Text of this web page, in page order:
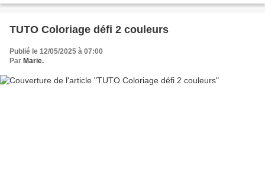
TUTO Coloriage défi 2 couleurs
Publié le 12/05/2025 à 07:00
Par Marie.